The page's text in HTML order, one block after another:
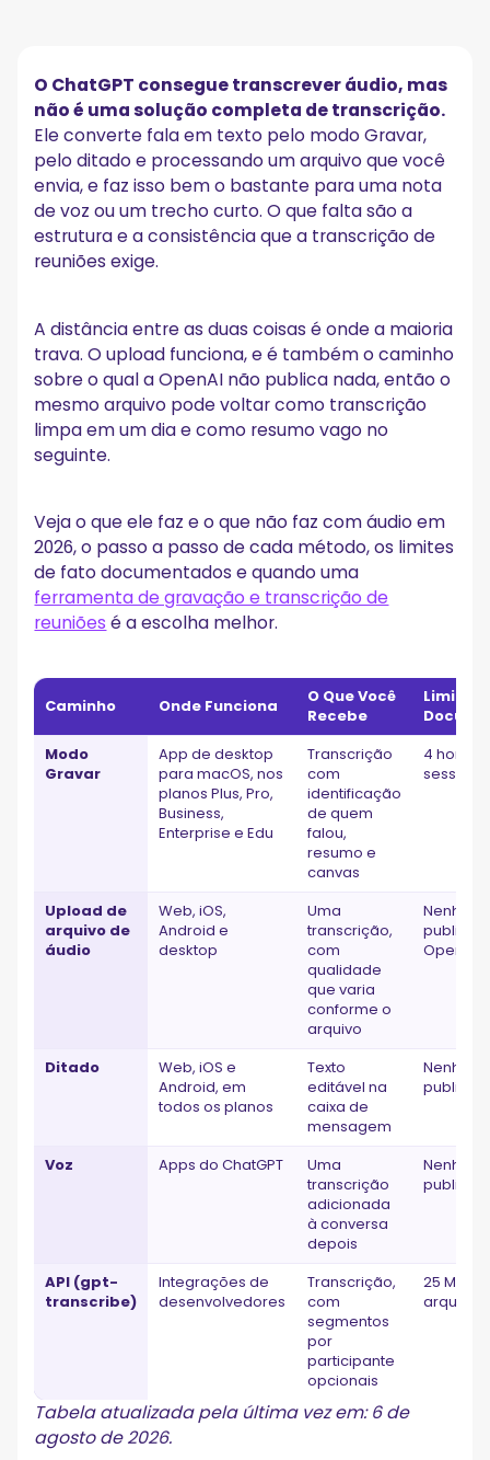
Ditado na Web, no iOS e no Android
O ChatGPT Consegue Ouvir ou Analisar um Arquivo
de Áudio?
Como Transcrever Áudio do WhatsApp no ChatGPT
Quais São os Formatos, Tamanhos de Arquivo e
Limites de Duração?
Qual Modelo de Fala o ChatGPT Usa em 2026?
Qual É a Precisão da Transcrição de Áudio do
ChatGPT?
O ChatGPT Identifica os Participantes na
Transcrição?
O ChatGPT Consegue Transcrever uma Reunião ao
Vivo no Zoom, Teams ou Google Meet?
Checklist de Verificação
O ChatGPT Consegue Transcrever Vídeo?
Prompts que Melhoram uma Transcrição do ChatGPT
Perguntas Frequentes
Como faço o ChatGPT transcrever áudio?
Qual é a duração máxima de uma gravação antes de o
ChatGPT começar a patinar?
Como transcrever um áudio do WhatsApp no ChatGPT?
O ChatGPT ainda usa o Whisper?
O ChatGPT consegue fazer anotações em uma reunião do
O ChatGPT consegue transcrever áudio, mas
não é uma solução completa de transcrição.
Ele converte fala em texto pelo modo Gravar,
pelo ditado e processando um arquivo que você
envia, e faz isso bem o bastante para uma nota
de voz ou um trecho curto. O que falta são a
estrutura e a consistência que a transcrição de
reuniões exige.
A distância entre as duas coisas é onde a maioria
trava. O upload funciona, e é também o caminho
sobre o qual a OpenAI não publica nada, então o
mesmo arquivo pode voltar como transcrição
limpa em um dia e como resumo vago no
seguinte.
Veja o que ele faz e o que não faz com áudio em
2026, o passo a passo de cada método, os limites
de fato documentados e quando uma
ferramenta de gravação e transcrição de
reuniões é a escolha melhor.
Caminho Onde Funciona
O Que Você
Recebe
Limite
Modo
Gravar
App de desktop
para macOS, nos
planos Plus, Pro,
Business,
Enterprise e Edu
Transcrição
com
identificação
de quem
falou,
resumo e
canvas
4 horas
sessão
Upload de
arquivo de
áudio
Web, iOS,
Android e
desktop
Uma
transcrição,
com
qualidade
que varia
conforme o
arquivo
Nenhum
OpenAI
Ditado
Web, iOS e
Android, em
todos os planos
Texto
editável na
caixa de
mensagem
Nenhum
Voz Apps do ChatGPT
Uma
transcrição
adicionada
à conversa
depois
Nenhum
API (gpt-
transcribe)
Integrações de
desenvolvedores
Transcrição,
com
segmentos
por
participante
opcionais
25 MB
arquivo
Tabela atualizada pela última vez em: 6 de
agosto de 2026.